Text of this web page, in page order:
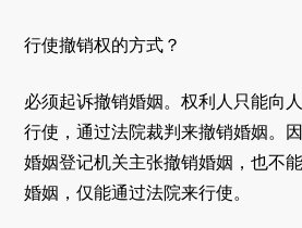
行使撤销权的方式？
必须起诉撤销婚姻。权利人只能向
行使，通过法院裁判来撤销婚姻。
婚姻登记机关主张撤销婚姻，也不
婚姻，仅能通过法院来行使。